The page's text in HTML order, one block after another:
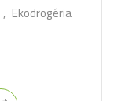
Ekodrogéria